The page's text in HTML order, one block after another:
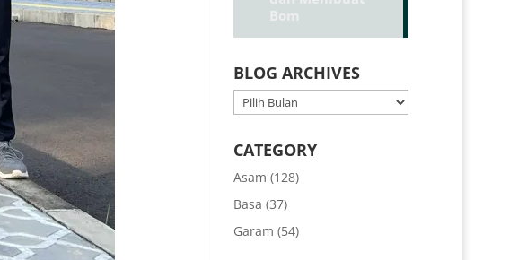
BLOG ARCHIVES
BLOG
ARCHIVES
CATEGORY
Asam (128)
Basa (37)
Garam (54)